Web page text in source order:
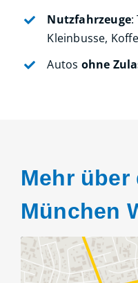
Nutzfahrzeuge:
Kleinbusse,
Autos ohne
Mehr über
München